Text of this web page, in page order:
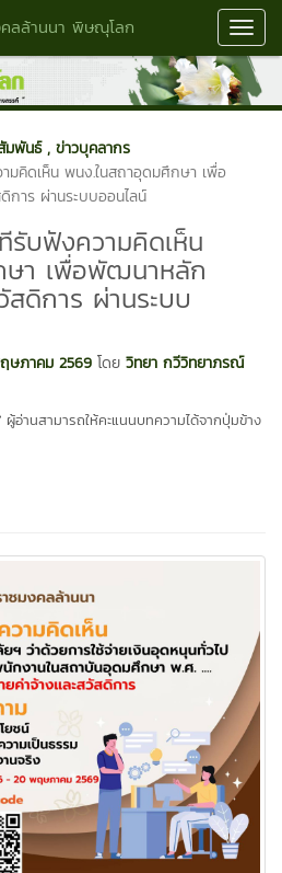
คลล้านนา พิษณุโลก
มพันธ์ , ข่าวบุคลากร
มคิดเห็น พนง.ในสถาอุดมศึกษา เพื่อ
าร ผ่านระบบออนไลน์
รับฟังความคิดเห็น
ษา เพื่อพัฒนาหลัก
ดิการ ผ่านระบบ
ภาคม 2569 โดย วิทยา กวีวิทยาภรณ์
ผู้อ่านสามารถให้คะแนนบทความได้จากปุ่มข้าง